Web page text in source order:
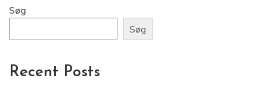
Søg
Søg
Recent Posts